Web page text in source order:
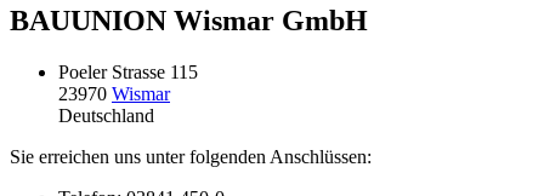
BAUUNION Wismar GmbH
Poeler Strasse 115
23970 Wismar
Deutschland
Sie erreichen uns unter folgenden Anschlüssen: